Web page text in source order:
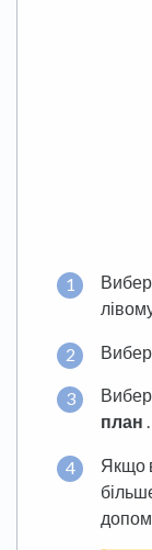
план .
Якщо